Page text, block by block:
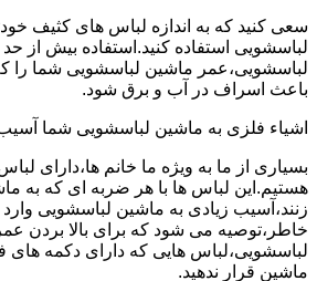
سعی کنید که به اندازه لباس های کثیف
لباسشویی استفاده کنید.استفاده بیش از
لباسشویی،عمر ماشین لباسشویی شما را
باعث اسراف در آب و برق شود.
اشیاء فلزی به ماشین لباسشویی شما
بسیاری از ما به ویژه ما خانم ها،دارای
هستیم.این لباس ها با هر ضربه ای که به
زنند،آسیب زیادی به ماشین لباسشویی
خاطر،توصیه می شود که برای بالا بردن
لباسشویی،لباس هایی که دارای دکمه های
ماشین قرار ندهید.